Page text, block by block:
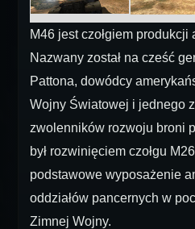
M46 jest czołgiem produkcji
Nazwany został na cześć
Pattona, dowódcy
Wojny Światowej i jednego
zwolenników rozwoju broni
był rozwinięciem czołgu
podstawowe wyposażenie
oddziałów pancernych w
Zimnej Wojny.